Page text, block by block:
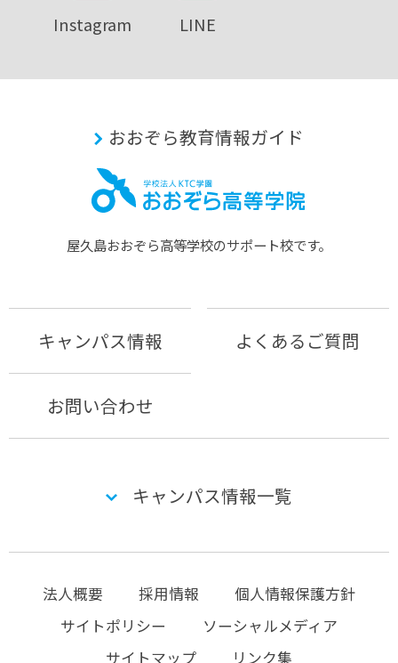
Instagram LINE
おおぞら教育情報ガイド
屋久島おおぞら⾼等学校のサポート校です。
キャンパス情報 よくあるご質問
お問い合わせ
キャンパス情報一覧
法人概要 採用情報
個人情報保護方針
サイトポリシー
ソーシャルメディア
サイトマップ
リンク集